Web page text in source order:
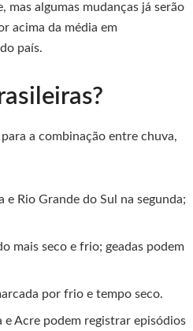
mas algumas mudanças já serão
acima da média em
país.
a combinação entre chuva,
Rio Grande do Sul na segunda;
mais seco e frio; geadas podem
por frio e tempo seco.
e Acre podem registrar episódios